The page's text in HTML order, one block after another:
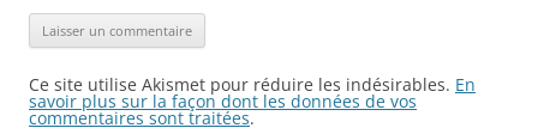
Ce site utilise Akismet pour réduire les indésirables. En
savoir plus sur la façon dont les données de vos
commentaires sont traitées.